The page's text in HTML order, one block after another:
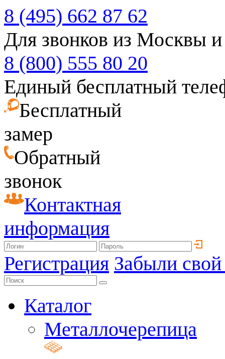
8 (495) 662 87 62
Для звонков из Москвы
8 (800) 555 80 20
Единый бесплатный
Бесплатный
замер
Обратный
звонок
Контактная
информация
Регистрация Забыли
Каталог
Металлочерепица